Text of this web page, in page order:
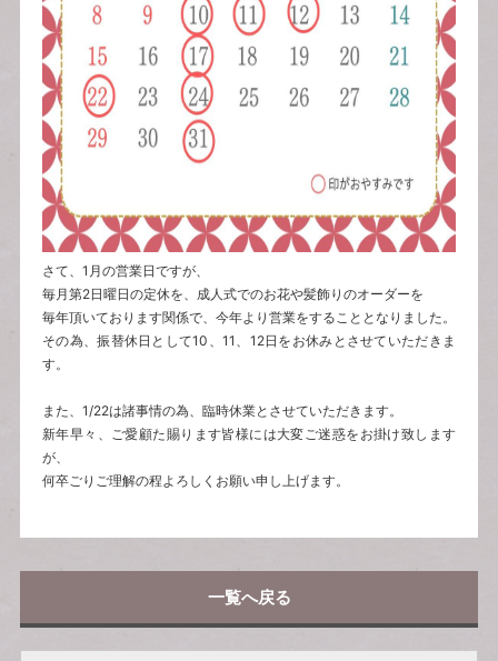
さて、1月の営業日ですが、
毎月第2日曜日の定休を、成人式でのお花や髪飾りのオーダーを
毎年頂いております関係で、今年より営業をすることとなりました。
その為、振替休日として10、11、12日をお休みとさせていただきま
す。
また、1/22は諸事情の為、臨時休業とさせていただきます。
新年早々、ご愛顧た賜ります皆様には大変ご迷惑をお掛け致します
が、
何卒ごりご理解の程よろしくお願い申し上げます。
一覧へ戻る